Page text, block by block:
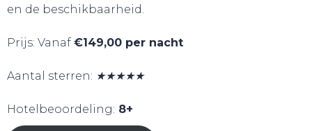
SLAAP LEKKER!
en de beschikbaarheid.
Prijs: Vanaf €149,00 per nacht
Aantal sterren: ★★★★★
Hotelbeoordeling: 8+